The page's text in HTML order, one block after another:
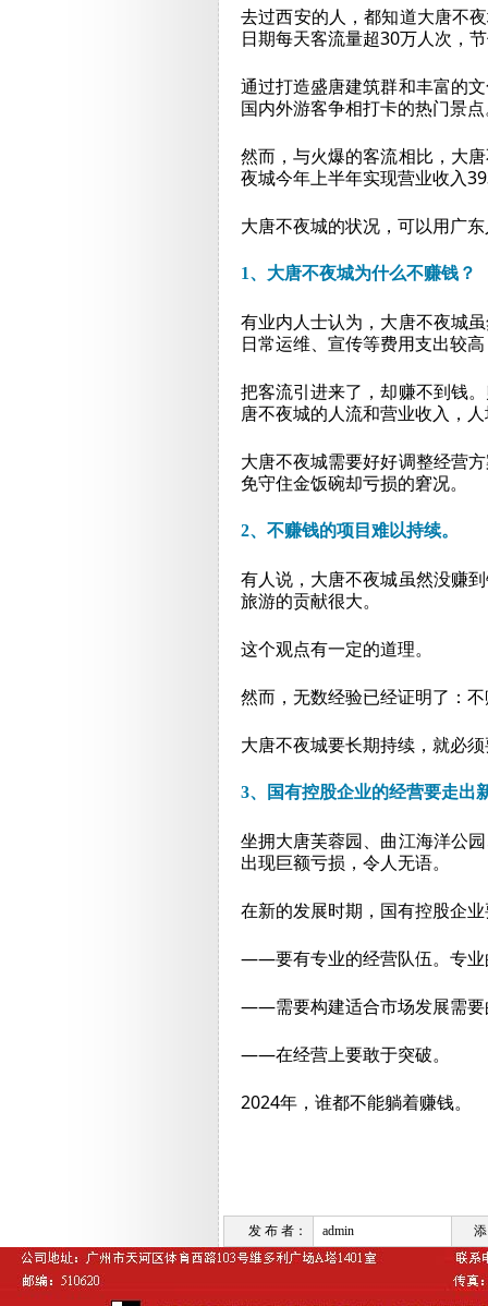
去过西安的人，都知道大唐不
日期每天客流量超30万人次，
通过打造盛唐建筑群和丰富的
国内外游客争相打卡的热门景
然而，与火爆的客流相比，大
夜城今年上半年实现营业收入
大唐不夜城的状况，可以用广
1、大唐不夜城为什么不赚钱？
有业内人士认为，大唐不夜城
日常运维、宣传等费用支出较
把客流引进来了，却赚不到钱
唐不夜城的人流和营业收入，
大唐不夜城需要好好调整经营
免守住金饭碗却亏损的窘况。
2、不赚钱的项目难以持续。
有人说，大唐不夜城虽然没赚
旅游的贡献很大。
这个观点有一定的道理。
然而，无数经验已经证明了：
大唐不夜城要长期持续，就必
3、国有控股企业的经营要走出
坐拥大唐芙蓉园、曲江海洋公
出现巨额亏损，令人无语。
在新的发展时期，国有控股企
——要有专业的经营队伍。专业
——需要构建适合市场发展需要
——在经营上要敢于突破。
2024年，谁都不能躺着赚钱。
发 布 者： admin